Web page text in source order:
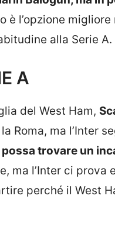
è l’opzione
alla Serie A.
A
del West Ham,
Roma, ma l’Inter
trovare un
ma l’Inter ci prova
perché il West